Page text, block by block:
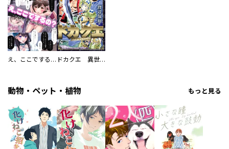
え、ここでするの？ アイドルのファンが知らない日常 ドカクエ 異世界ドカコッククエスト
動物・ペット・植物 もっと見る